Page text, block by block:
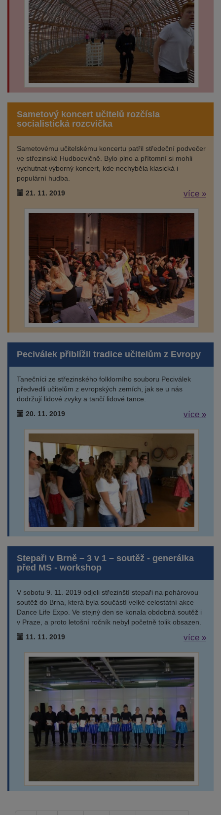
Sametový koncert učitelů rozčísla
socialistická rozcvička
Sametovému učitelskému koncertu patřil středeční podvečer
ve střezinské Hudbocvičně. Bylo plno a přítomní si mohli
vychutnat výborný koncert, kde nechyběla klasická i
populární hudba.
21. 11. 2019
více »
Peciválek přiblížil tradice učitelům z Evropy
Tanečníci ze střezinského folklorního souboru Peciválek
předvedli učitelům z evropských zemích, jak se u nás
dodržují lidové zvyky a tančí lidové tance.
20. 11. 2019
více »
Stepaři v Brně – 3 v 1 – soutěž - generálka
před MS - workshop
V sobotu 9. 11. 2019 odjeli střezinští stepaři na pohárovou
soutěž do Brna, která byla součástí velké celostátní akce
Dance Life Expo. Ve stejný den se konala obdobná soutěž i
v Praze, a proto letošní ročník nebyl početně tolik obsazen.
11. 11. 2019
více »